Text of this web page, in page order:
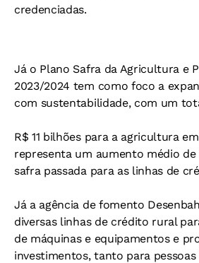
credenciadas.
Já o Plano Safra da Agricultura e
2023/2024 tem como foco a
com sustentabilidade, com um
R$ 11 bilhões para a agricultura
representa um aumento médio de
safra passada para as linhas de
Já a agência de fomento
diversas linhas de crédito rural
de máquinas e equipamentos e
investimentos, tanto para